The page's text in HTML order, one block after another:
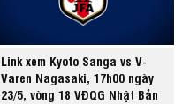
Link xem Kyoto Sanga vs V-
Varen Nagasaki, 17h00 ngày
23/5, vòng 18 VĐQG Nhật Bản